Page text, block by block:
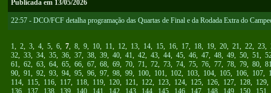
Publicada em 13/05/2026
22:57 - DCO/FCF detalha programação das Quartas de Final e da Rodada Extra do
1, 2, 3, 4, 5, 6, 7, 8, 9, 10, 11, 12, 13, 14, 15, 16, 17, 18, 19, 20, 21, 22, 23,
32, 33, 34, 35, 36, 37, 38, 39, 40, 41, 42, 43, 44, 45, 46, 47, 48, 49, 50, 51,
61, 62, 63, 64, 65, 66, 67, 68, 69, 70, 71, 72, 73, 74, 75, 76, 77, 78, 79, 80,
90, 91, 92, 93, 94, 95, 96, 97, 98, 99, 100, 101, 102, 103, 104, 105, 106, 107,
114, 115, 116, 117, 118, 119, 120, 121, 122, 123, 124, 125, 126, 127, 128, 129
136, 137, 138, 139, 140, 141, 142, 143, 144, 145, 146, 147, 148, 149, 150, 151